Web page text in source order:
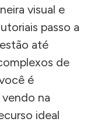
visual e
passo a
até
de
é
na
ideal